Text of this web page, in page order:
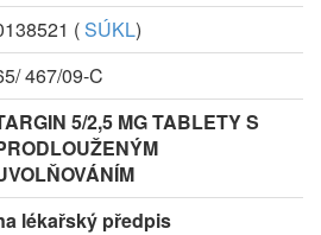
(SÚKL)
467/09-C
5/2,5 MG TABLETY S
lékařský předpis